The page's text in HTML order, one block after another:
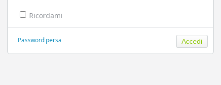
Ricordami
Password persa